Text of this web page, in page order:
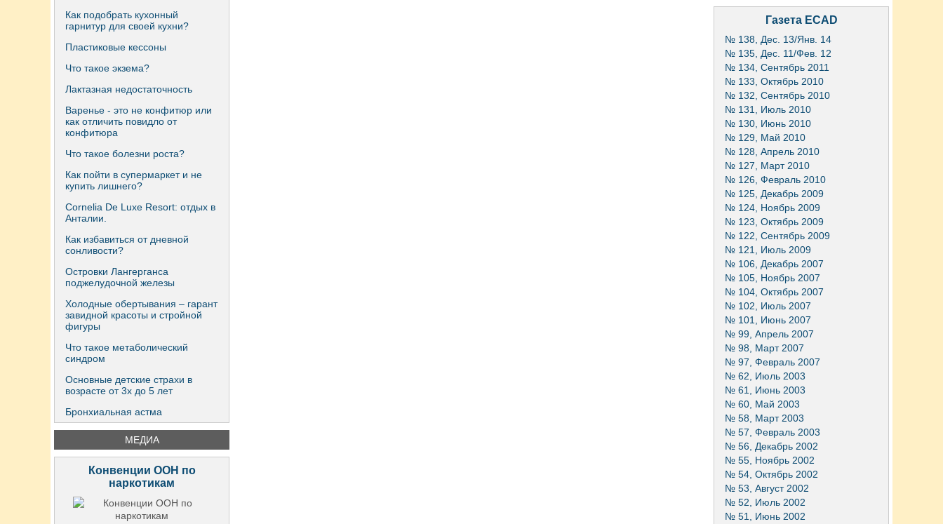
Как подобрать кухонный
гарнитур для своей кухни?
Пластиковые кессоны
Что такое экзема?
Лактазная недостаточность
Варенье - это не конфитюр или
как отличить повидло от
конфитюра
Что такое болезни роста?
Как пойти в супермаркет и не
купить лишнего?
Сornelia De Luxe Resort: отдых в
Анталии.
Как избавиться от дневной
сонливости?
Островки Лангерганса
поджелудочной железы
Холодные обертывания – гарант
завидной красоты и стройной
фигуры
Что такое метаболический
синдром
Основные детские страхи в
возрасте от 3х до 5 лет
Бронхиальная астма
МЕДИА
Конвенции ООН по
наркотикам
Газета ECAD
№ 138, Дес. 13/Янв. 14
№ 135, Дес. 11/Фев. 12
№ 134, Сентябрь 2011
№ 133, Октябрь 2010
№ 132, Сентябрь 2010
№ 131, Июль 2010
№ 130, Июнь 2010
№ 129, Май 2010
№ 128, Апрель 2010
№ 127, Март 2010
№ 126, Февраль 2010
№ 125, Декабрь 2009
№ 124, Ноябрь 2009
№ 123, Октябрь 2009
№ 122, Сентябрь 2009
№ 121, Июль 2009
№ 106, Декабрь 2007
№ 105, Ноябрь 2007
№ 104, Октябрь 2007
№ 102, Июль 2007
№ 101, Июнь 2007
№ 99, Апрель 2007
№ 98, Март 2007
№ 97, Февраль 2007
№ 62, Июль 2003
№ 61, Июнь 2003
№ 60, Май 2003
№ 58, Март 2003
№ 57, Февраль 2003
№ 56, Декабрь 2002
№ 55, Ноябрь 2002
№ 54, Октябрь 2002
№ 53, Август 2002
№ 52, Июль 2002
№ 51, Июнь 2002